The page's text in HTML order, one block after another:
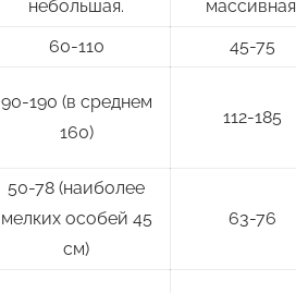
небольшая.
60-110
45-75
90-190 (в среднем
160)
112-185
50-78 (наиболее
мелких особей 45
см)
63-76